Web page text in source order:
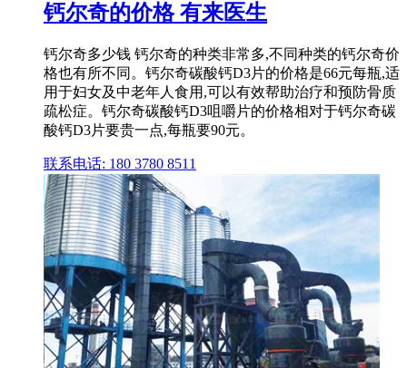
钙尔奇的价格 有来医生
钙尔奇多少钱 钙尔奇的种类非常多,不同种类的钙尔奇价
格也有所不同。钙尔奇碳酸钙D3片的价格是66元每瓶,适
用于妇女及中老年人食用,可以有效帮助治疗和预防骨质
疏松症。钙尔奇碳酸钙D3咀嚼片的价格相对于钙尔奇碳
酸钙D3片要贵一点,每瓶要90元。
联系电话: 180 3780 8511